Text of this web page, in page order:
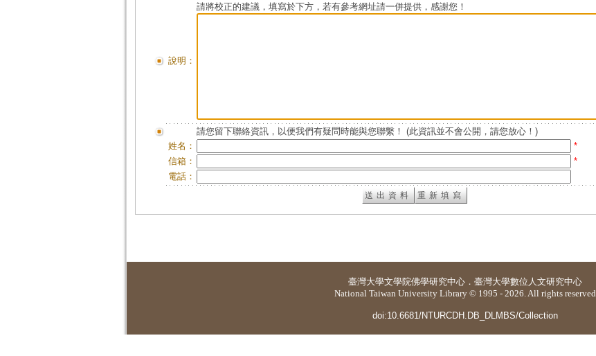
說明：
請將校正的建議，填寫於下方，若有參考網址請一併提供，感謝您！
請您留下聯絡資訊，以便我們有疑問時能與您聯繫！ (此資訊並不會公開，請您放心！)
姓名：
*
信箱：
*
電話：
臺灣大學文學院佛學研究中心 ． 臺灣大學數位人文研究中心
National Taiwan University Library © 1995 - 2026. All rights reserved
doi:10.6681/NTURCDH.DB_DLMBS/Collection